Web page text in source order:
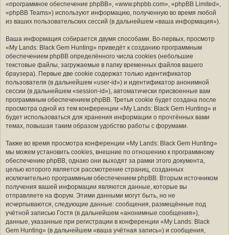
«программное обеспечение phpBB», «www.phpbb.com», «phpBB Limited»,
«phpBB Teams») используют информацию, полученную во время любой
из ваших пользовательских сессий (в дальнейшем «ваша информация»).
Ваша информация собирается двумя способами. Во-первых, просмотр
«My Lands: Black Gem Hunting» приведёт к созданию программным
обеспечением phpBB определённого числа cookies (небольшие
текстовые файлы, загружаемые в папку временных файлов вашего
браузера). Первые две cookie содержат только идентификатор
пользователя (в дальнейшем «user-id») и идентификатор анонимной
сессии (в дальнейшем «session-id»), автоматически присвоенные вам
программным обеспечением phpBB. Третья cookie будет создана после
просмотра одной из тем конференции «My Lands: Black Gem Hunting» и
будет использоваться для хранения информации о прочтённых вами
темах, повышая таким образом удобство работы с форумами.
Также во время просмотра конференции «My Lands: Black Gem Hunting»
мы можем установить cookies, внешние по отношению к программному
обеспечению phpBB, однако они выходят за рамки этого документа,
целью которого является рассмотрение страниц, созданных
исключительно программным обеспечением phpBB. Вторым источником
получения вашей информации являются данные, которые вы
отправляете на форум. Этими данными могут быть, но не
исчерпываются, следующие данные: сообщения, размещённые под
учётной записью Гостя (в дальнейшем «анонимные сообщения»),
данные, указанные при регистрации в конференции «My Lands: Black
Gem Hunting» (в дальнейшем «ваша учётная запись») и сообщения,